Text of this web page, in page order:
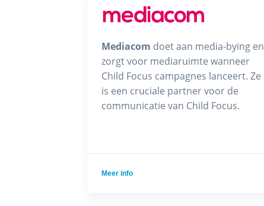
Mediacom doet aan media-bying en
zorgt voor mediaruimte wanneer
Child Focus campagnes lanceert. Ze
is een cruciale partner voor de
communicatie van Child Focus.
Meer info